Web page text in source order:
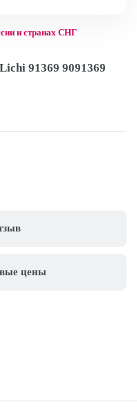
цены
и странах СНГ
91369 9091369